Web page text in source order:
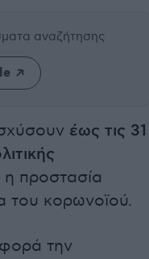
αναζήτησης
έως τις 31
η προστασία
του κορωνοϊού.
την